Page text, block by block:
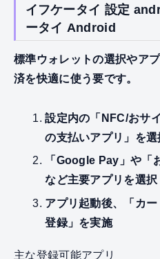
イフケータイ 設定
ータイ Android
標準ウォレットの選択やア
済を快適に使う要です。
設定内の「NFC/おサ
の支払いアプリ」を選
「Google Pay」や「
など主要アプリを選択
アプリ起動後、「カ
登録」を実施
主な登録可能アプリ